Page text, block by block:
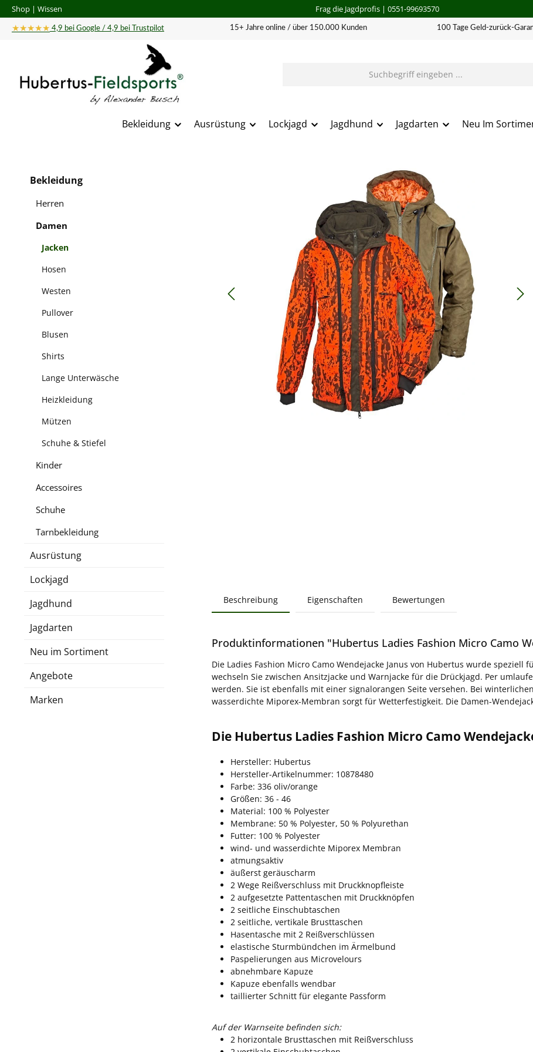
Hauptinhalt springen
Zur Suche springen
Zur Hauptnavigation springen
Shop | Wissen Frag die Jagdprofis| 0551-99693570
★★★★★ 4,9 bei Google / 4,9 bei Trustpilot 15+ Jahre online / über 150.000 Kunden 100 Tage Geld-zurück-
Bekleidung Ausrüstung Lockjagd Jagdhund Jagdarten Neu Im
Bekleidung
Herren
Damen
Jacken
Hosen
Westen
Pullover
Blusen
Shirts
Lange Unterwäsche
Heizkleidung
Mützen
Schuhe & Stiefel
Kinder
Accessoires
Schuhe
Tarnbekleidung
Ausrüstung
Lockjagd
Jagdhund
Jagdarten
Neu im Sortiment
Angebote
Marken
Beschreibung Eigenschaften Bewertungen
Produktinformationen "Hubertus Ladies Fashion Micro Camo
Die Ladies Fashion Micro Camo Wendejacke Janus von Hubertus wurde
wechseln Sie zwischen Ansitzjacke und Warnjacke für die Drückjagd. Per
werden. Sie ist ebenfalls mit einer signalorangen Seite versehen. Bei
wasserdichte Miporex-Membran sorgt für Wetterfestigkeit. Die Damen-
Die Hubertus Ladies Fashion Micro Camo
Hersteller: Hubertus
Hersteller-Artikelnummer: 10878480
Farbe: 336 oliv/orange
Größen: 36 - 46
Material: 100 % Polyester
Membrane: 50 % Polyester, 50 % Polyurethan
Futter: 100 % Polyester
wind- und wasserdichte Miporex Membran
atmungsaktiv
äußerst geräuscharm
2 Wege Reißverschluss mit Druckknopfleiste
2 aufgesetzte Pattentaschen mit Druckknöpfen
2 seitliche Einschubtaschen
2 seitliche, vertikale Brusttaschen
Hasentasche mit 2 Reißverschlüssen
elastische Sturmbündchen im Ärmelbund
Paspelierungen aus Microvelours
abnehmbare Kapuze
Kapuze ebenfalls wendbar
taillierter Schnitt für elegante Passform
Auf der Warnseite befinden sich:
2 horizontale Brusttaschen mit Reißverschluss